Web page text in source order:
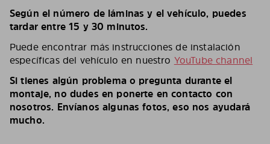
Según el número de láminas y el vehículo, puedes
tardar entre 15 y 30 minutos.
Puede encontrar más instrucciones de instalación
específicas del vehículo en nuestro YouTube channel
Si tienes algún problema o pregunta durante el
montaje, no dudes en ponerte en contacto con
nosotros. Envíanos algunas fotos, eso nos ayudará
mucho.